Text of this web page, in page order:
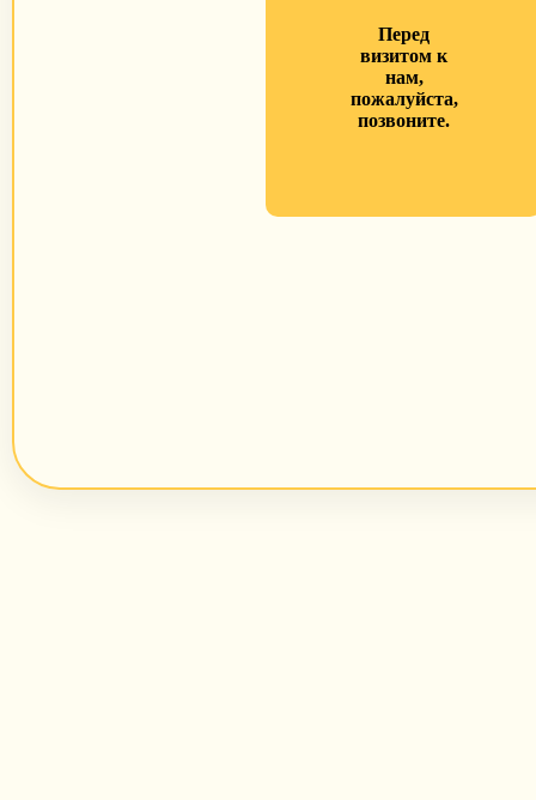
Перед
визитом к
нам,
пожалуйста,
позвоните.